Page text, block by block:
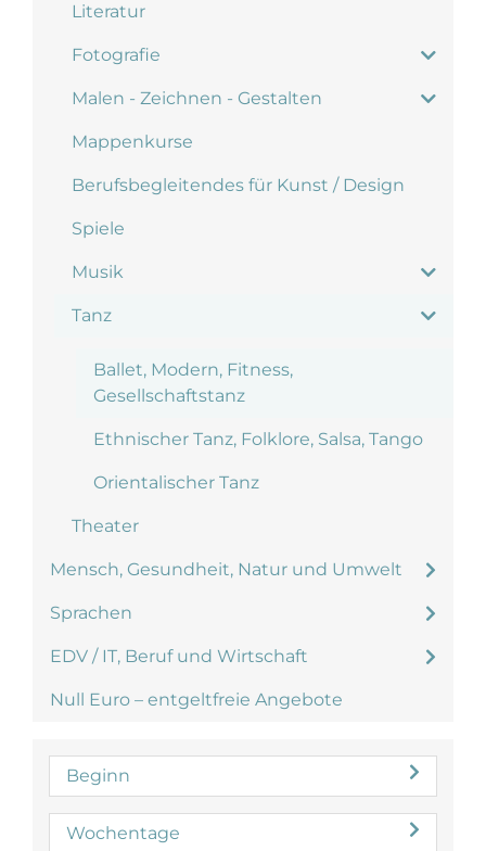
Literatur
Fotografie
Malen - Zeichnen - Gestalten
Mappenkurse
Berufsbegleitendes für Kunst / Design
Spiele
Musik
Tanz
Ballet, Modern, Fitness,
Gesellschaftstanz
Ethnischer Tanz, Folklore, Salsa, Tango
Orientalischer Tanz
Theater
Mensch, Gesundheit, Natur und Umwelt
Sprachen
EDV / IT, Beruf und Wirtschaft
Null Euro – entgeltfreie Angebote
Beginn
Wochentage